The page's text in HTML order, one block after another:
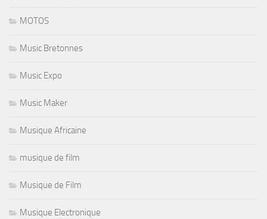
MOTOS
Music Bretonnes
Music Expo
Music Maker
Musique Africaine
musique de film
Musique de Film
Musique Electronique